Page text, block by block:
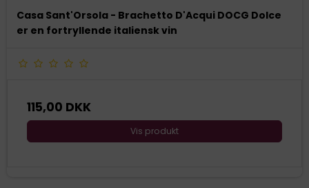
Casa Sant'Orsola - Brachetto D'Acqui DOCG Dolce
er en fortryllende italiensk vin
115,00 DKK
Vis produkt